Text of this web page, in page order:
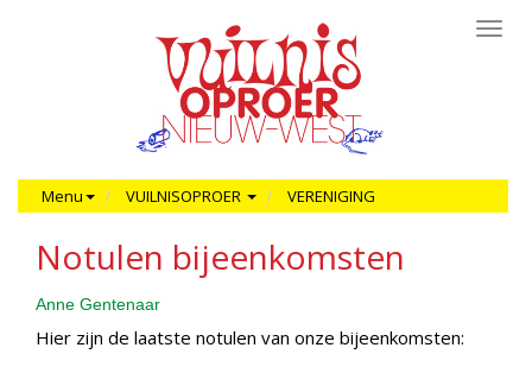
Menu VUILNISOPROER VERENIGING
Notulen bijeenkomsten
Anne Gentenaar
Hier zijn de laatste notulen van onze bijeenkomsten: